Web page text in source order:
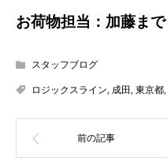
お荷物担当：加藤まで
スタッフブログ
ロジックスライン, 成田, 東京都,